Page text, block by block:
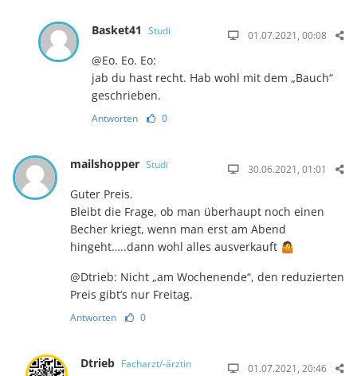
Basket41 Studi 01.07.2021, 00:08
@Eo. Eo. Eo:
jab du hast recht. Hab wohl mit dem „Bauch“
geschrieben.
Antworten 0
mailshopper Studi 30.06.2021, 01:01
Guter Preis.
Bleibt die Frage, ob man überhaupt noch einen
Becher kriegt, wenn man erst am Abend
hingeht…..dann wohl alles ausverkauft 🤷
@Dtrieb: Nicht „am Wochenende“, den reduzierten
Preis gibt’s nur Freitag.
Antworten 0
Dtrieb Facharzt/-ärztin 01.07.2021, 20:46